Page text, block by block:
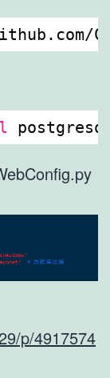
.com/
p/4917574